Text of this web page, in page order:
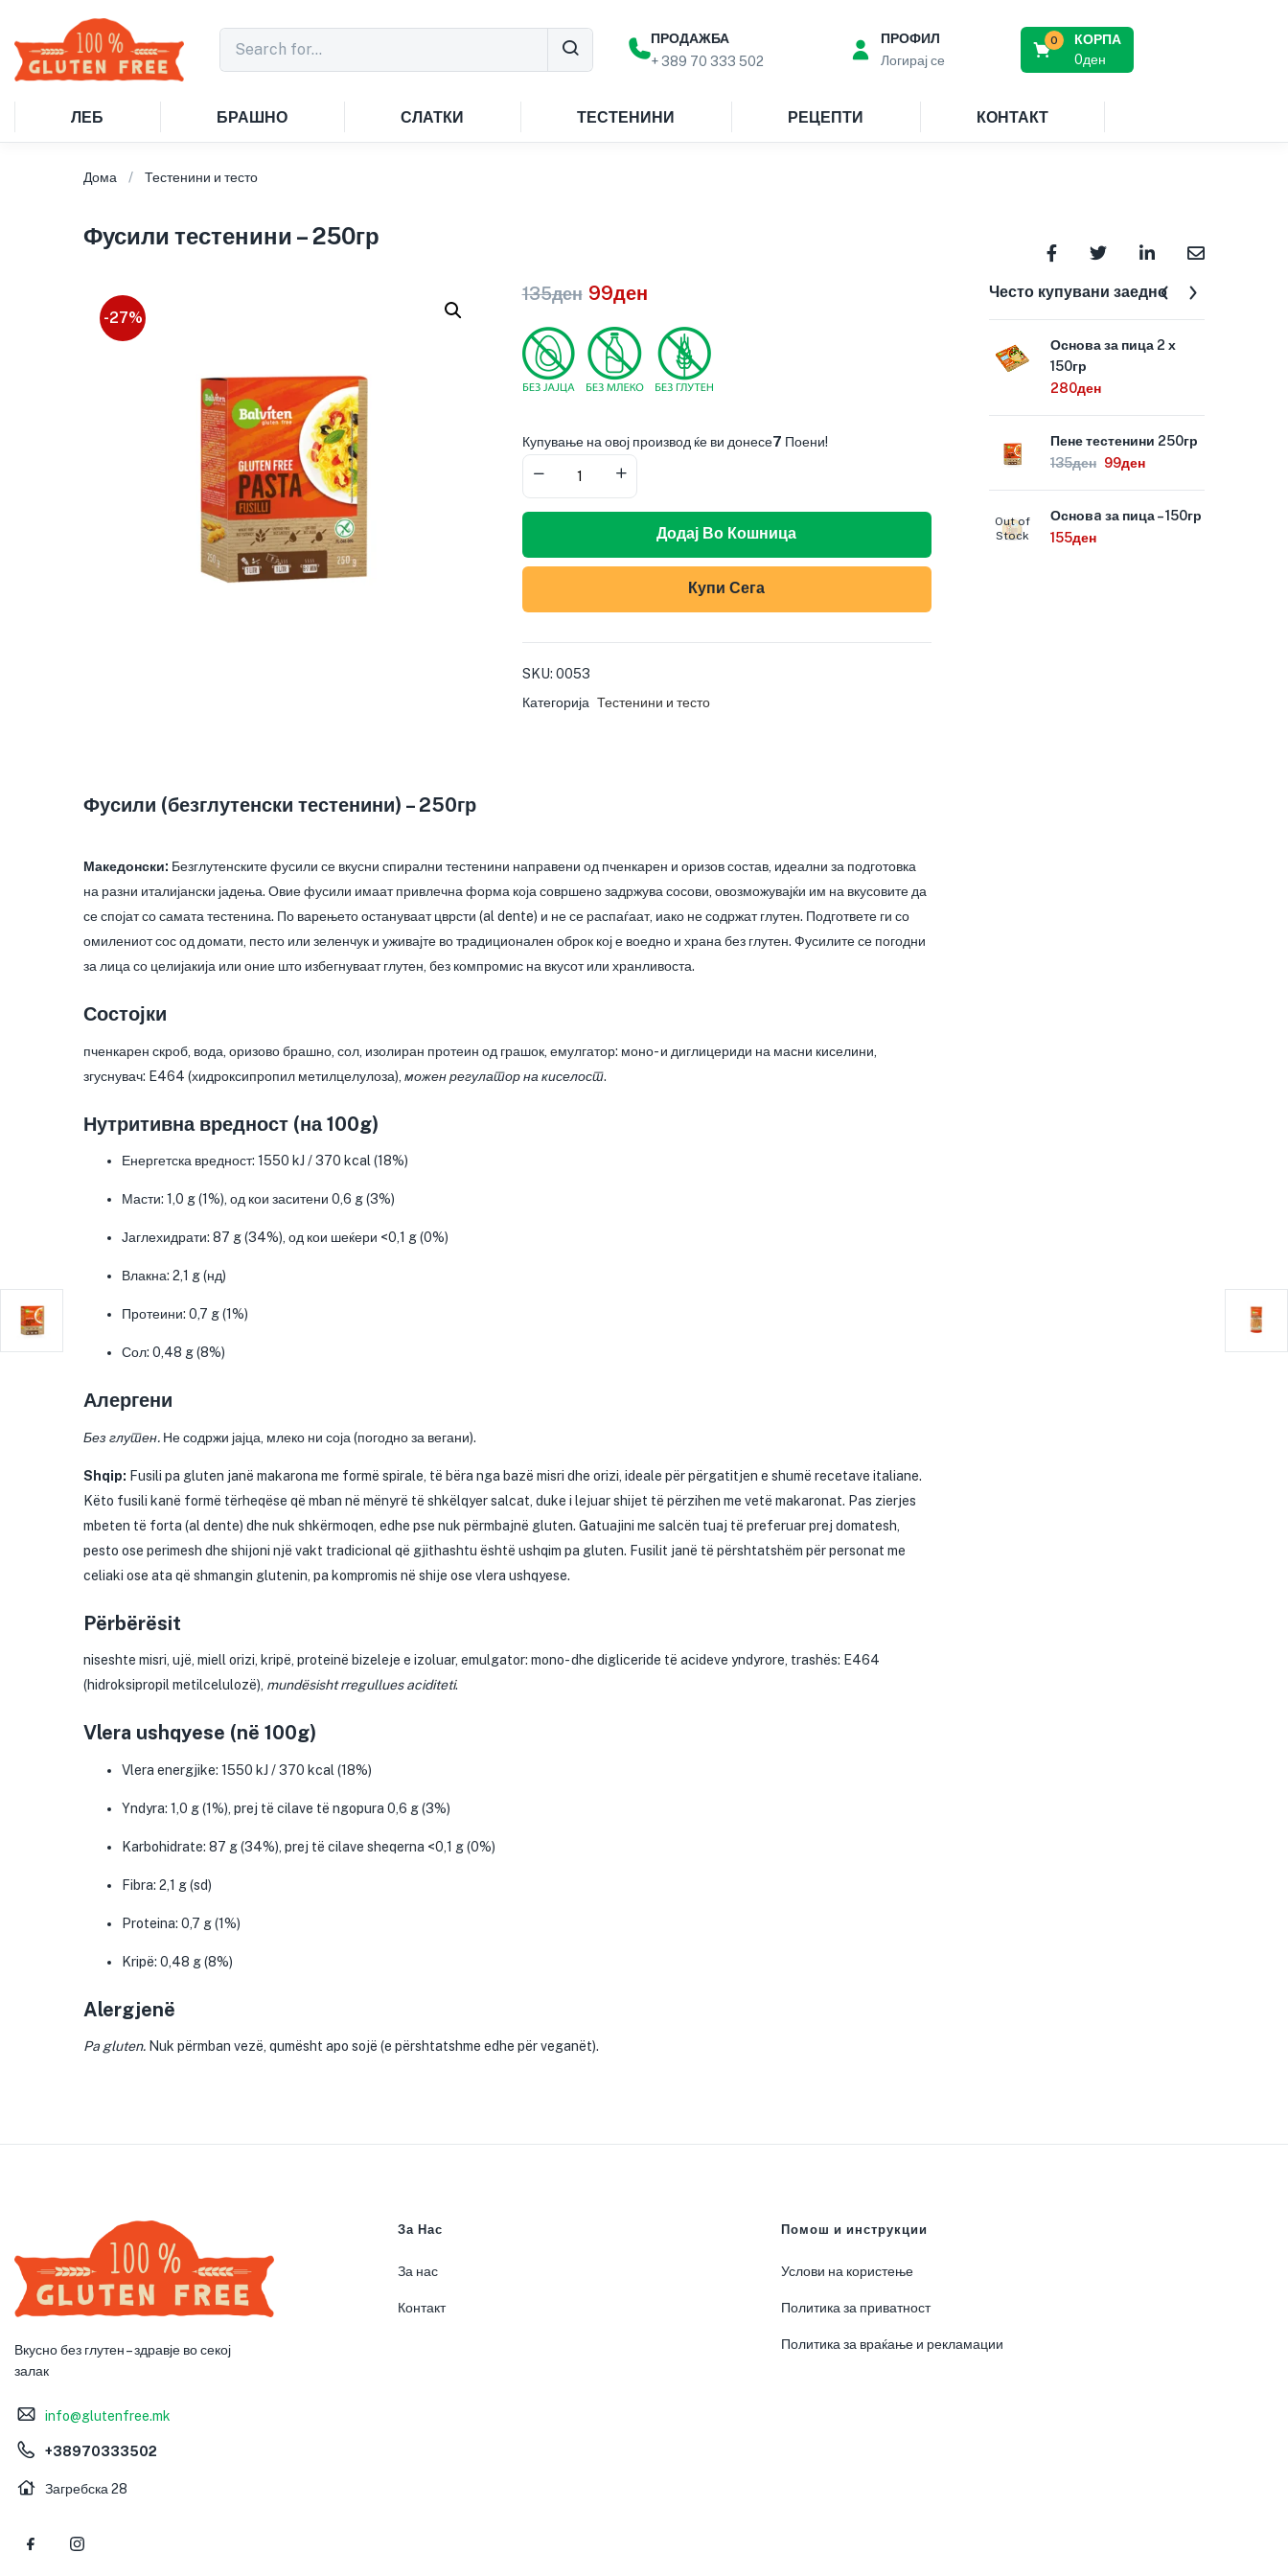
ПРОДАЖБА
+ 389 70 333 502
ПРОФИЛ
Логирај се
КОРПА
0
0ден
ЛЕБ БРАШНО СЛАТКИ ТЕСТЕНИНИ РЕЦЕПТИ КОНТАКТ
Дома Тестенини и тесто
Фусили тестенини – 250гр
-27%
135ден 99ден
Купување на овој производ ќе ви донесе7 Поени!
Додај Во Кошница
Купи Сега
SKU: 0053
Категорија Тестенини и тесто
Фусили (безглутенски тестенини) – 250гр
Македонски: Безглутенските фусили се вкусни спирални тестенини направени од пченкарен и оризов состав, идеални за подготовка
на разни италијански јадења. Овие фусили имаат привлечна форма која совршено задржува сосови, овозможувајќи им на вкусовите да
се спојат со самата тестенина. По варењето остануваат цврсти (al dente) и не се распаѓаат, иако не содржат глутен. Подгответе ги со
омилениот сос од домати, песто или зеленчук и уживајте во традиционален оброк кој е воедно и храна без глутен. Фусилите се погодни
за лица со целијакија или оние што избегнуваат глутен, без компромис на вкусот или хранливоста.
Состојки
пченкарен скроб, вода, оризово брашно, сол, изолиран протеин од грашок, емулгатор: моно- и диглицериди на масни киселини,
згуснувач: E464 (хидроксипропил метилцелулоза), можен регулатор на киселост.
Нутритивна вредност (на 100g)
Енергетска вредност: 1550 kJ / 370 kcal (18%)
Масти: 1,0 g (1%), од кои заситени 0,6 g (3%)
Јаглехидрати: 87 g (34%), од кои шеќери <0,1 g (0%)
Влакна: 2,1 g (нд)
Протеини: 0,7 g (1%)
Сол: 0,48 g (8%)
Алергени
Без глутен. Не содржи јајца, млеко ни соја (погодно за вегани).
Shqip: Fusili pa gluten janë makarona me formë spirale, të bëra nga bazë misri dhe orizi, ideale për përgatitjen e shumë recetave italiane.
Këto fusili kanë formë tërheqëse që mban në mënyrë të shkëlqyer salcat, duke i lejuar shijet të përzihen me vetë makaronat. Pas zierjes
mbeten të forta (al dente) dhe nuk shkërmoqen, edhe pse nuk përmbajnë gluten. Gatuajini me salcën tuaj të preferuar prej domatesh,
pesto ose perimesh dhe shijoni një vakt tradicional që gjithashtu është ushqim pa gluten. Fusilit janë të përshtatshëm për personat me
celiaki ose ata që shmangin glutenin, pa kompromis në shije ose vlera ushqyese.
Përbërësit
niseshte misri, ujë, miell orizi, kripë, proteinë bizeleje e izoluar, emulgator: mono- dhe digliceride të acideve yndyrore, trashës: E464
(hidroksipropil metilcelulozë), mundësisht rregullues aciditeti.
Vlera ushqyese (në 100g)
Vlera energjike: 1550 kJ / 370 kcal (18%)
Yndyra: 1,0 g (1%), prej të cilave të ngopura 0,6 g (3%)
Karbohidrate: 87 g (34%), prej të cilave sheqerna <0,1 g (0%)
Fibra: 2,1 g (sd)
Proteina: 0,7 g (1%)
Kripë: 0,48 g (8%)
Alergjenë
Pa gluten. Nuk përmban vezë, qumësht apo sojë (e përshtatshme edhe për veganët).
Често купувани заедно
Основа за пица 2 х
150гр
280ден
Пене тестенини 250гр
135ден 99ден
Out of
Stock
Основa за пица – 150гр
155ден
Вкусно без глутен – здравје во секој
залак
info@glutenfree.mk
+38970333502
Загребска 28
За Нас
За нас
Контакт
Помош и инструкции
Услови на користење
Политика за приватност
Политика за враќање и рекламации